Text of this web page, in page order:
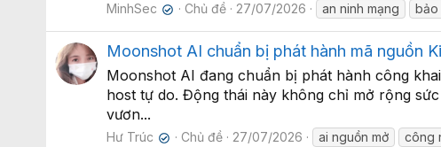
MinhSec ✔ Chủ đề 27/07/2026 an ninh mạng bảo
Moonshot AI chuẩn bị phát hành mã nguồn
Moonshot AI đang chuẩn bị phát hành công
host tự do. Động thái này không chỉ mở rộng
vươn...
Hư Trúc ✔ Chủ đề 27/07/2026 ai nguồn mở công